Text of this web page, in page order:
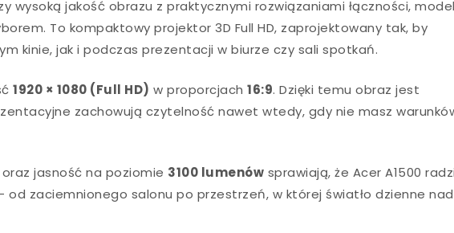
wysoką jakość obrazu z praktycznymi rozwiązaniami łączności,
To kompaktowy projektor 3D Full HD, zaprojektowany tak, by
kinie, jak i podczas prezentacji w biurze czy sali spotkań.
1920 × 1080 (Full HD) w proporcjach16:9. Dzięki temu obraz jest
zachowują czytelność nawet wtedy, gdy nie masz
jasność na poziomie 3100 lumenów sprawiają, że Acer A1500 radzi
od zaciemnionego salonu po przestrzeń, w której światło dzienne